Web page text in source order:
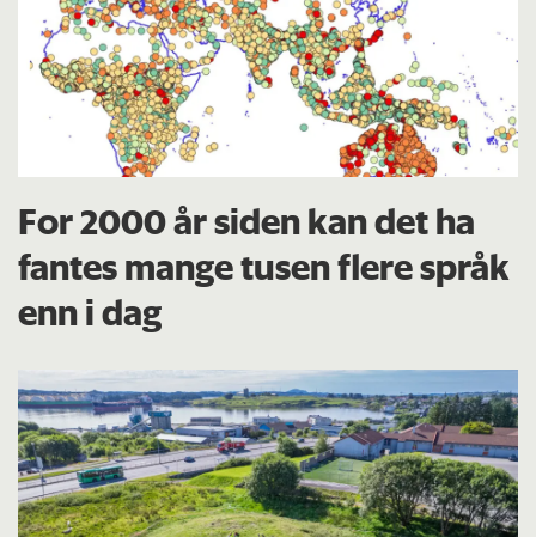
For 2000 år siden kan det ha
fantes mange tusen flere språk
enn i dag